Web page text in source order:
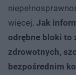
więcej. Jak
odrębne bloki to
zdrowotnych,
bezpośrednim